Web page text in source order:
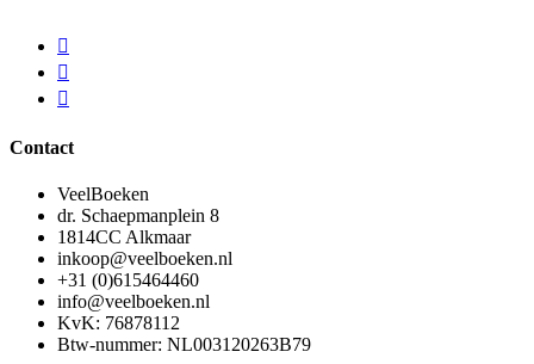
Contact
VeelBoeken
dr. Schaepmanplein 8
1814CC Alkmaar
inkoop@veelboeken.nl
+31 (0)615464460
info@veelboeken.nl
KvK: 76878112
Btw-nummer: NL003120263B79